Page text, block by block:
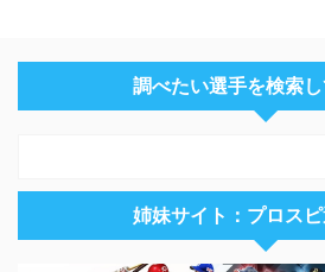
調べたい選手を検索
姉妹サイト：プロス